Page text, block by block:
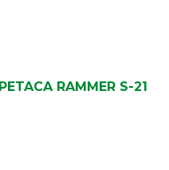
PETACA RAMMER S-21